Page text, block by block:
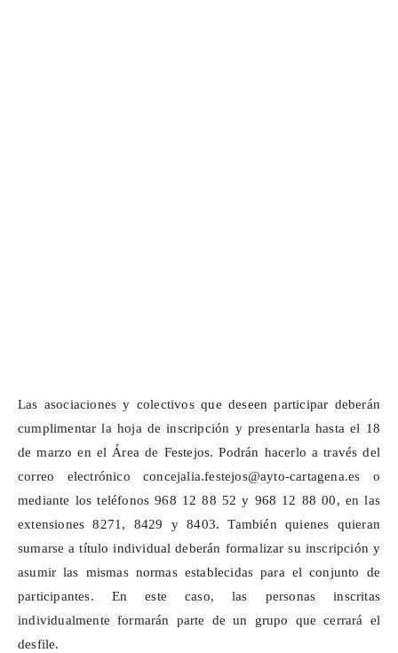
Las asociaciones y colectivos que deseen participar deberán
cumplimentar la hoja de inscripción y presentarla hasta el 18
de marzo en el Área de Festejos. Podrán hacerlo a través del
correo electrónico concejalia.festejos@ayto-cartagena.es o
mediante los teléfonos 968 12 88 52 y 968 12 88 00, en las
extensiones 8271, 8429 y 8403. También quienes quieran
sumarse a título individual deberán formalizar su inscripción y
asumir las mismas normas establecidas para el conjunto de
participantes. En este caso, las personas inscritas
individualmente formarán parte de un grupo que cerrará el
desfile.